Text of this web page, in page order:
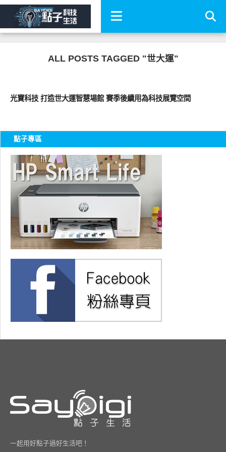
ALL POSTS TAGGED "世大運"
光寶科技 打造世大運智慧場館 賽季後續用為科技展覽空間
點子專區
一起用好點子過好生活吧！